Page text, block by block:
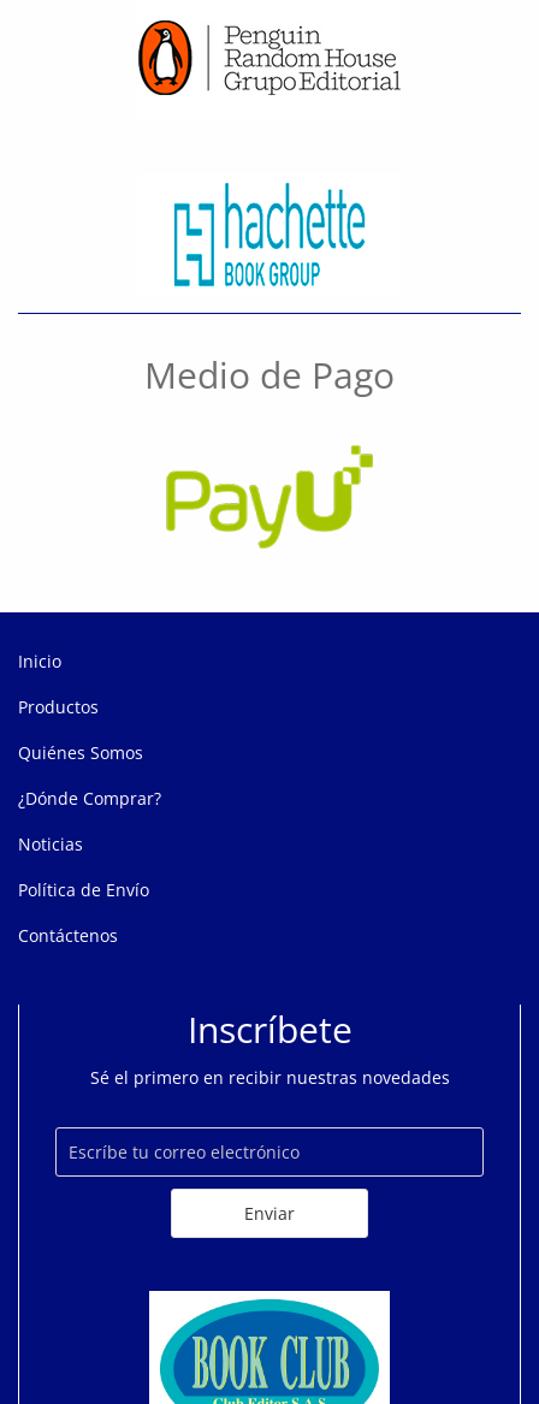
Medio de Pago
Inicio
Productos
Quiénes Somos
¿Dónde Comprar?
Noticias
Política de Envío
Contáctenos
Inscríbete
Sé el primero en recibir nuestras novedades